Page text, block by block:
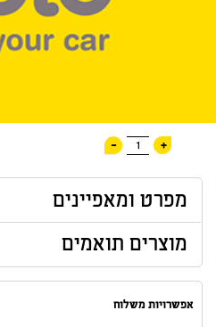
+
1
-
מפרט ומאפיינים
מוצרים תואמים
אפשרויות משלוח